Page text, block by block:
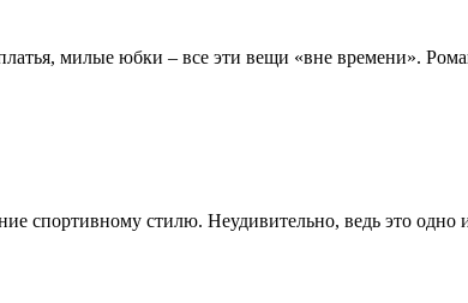
милые юбки – все эти вещи «вне времени».
спортивному стилю. Неудивительно, ведь это